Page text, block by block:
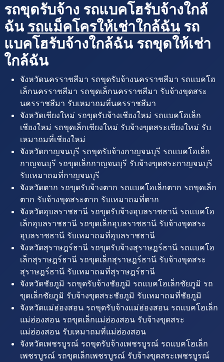
รถขุดรับจ้าง รถแบคโฮรับจ้างใกล้
ฉัน รถแม็คโครให้เช่าใกล้ฉัน รถ
แบคโฮรับจ้างใกล้ฉัน รถขุดให้เช่า
ใกล้ฉัน
จังหวัดนครราชสีมา รถขุดรับจ้างนครราชสีมา รถแบคโฮ
เล็กนครราชสีมา รถขุดเล็กนครราชสีมา รับจ้างขุดสระ
นครราชสีมา รับเหมาถมที่นครราชสีมา
จังหวัดเชียงใหม่ รถขุดรับจ้างเชียงใหม่ รถแบคโฮเล็ก
เชียงใหม่ รถขุดเล็กเชียงใหม่ รับจ้างขุดสระเชียงใหม่ รับ
เหมาถมที่เชียงใหม่
จังหวัดกาญจนบุรี รถขุดรับจ้างกาญจนบุรี รถแบคโฮเล็ก
กาญจนบุรี รถขุดเล็กกาญจนบุรี รับจ้างขุดสระกาญจนบุรี
รับเหมาถมที่กาญจนบุรี
จังหวัดตาก รถขุดรับจ้างตาก รถแบคโฮเล็กตาก รถขุดเล็ก
ตาก รับจ้างขุดสระตาก รับเหมาถมที่ตาก
จังหวัดอุบลราชธานี รถขุดรับจ้างอุบลราชธานี รถแบคโฮ
เล็กอุบลราชธานี รถขุดเล็กอุบลราชธานี รับจ้างขุดสระ
อุบลราชธานี รับเหมาถมที่อุบลราชธานี
จังหวัดสุราษฎร์ธานี รถขุดรับจ้างสุราษฎร์ธานี รถแบคโฮ
เล็กสุราษฎร์ธานี รถขุดเล็กสุราษฎร์ธานี รับจ้างขุดสระ
สุราษฎร์ธานี รับเหมาถมที่สุราษฎร์ธานี
จังหวัดชัยภูมิ รถขุดรับจ้างชัยภูมิ รถแบคโฮเล็กชัยภูมิ รถ
ขุดเล็กชัยภูมิ รับจ้างขุดสระชัยภูมิ รับเหมาถมที่ชัยภูมิ
จังหวัดแม่ฮ่องสอน รถขุดรับจ้างแม่ฮ่องสอน รถแบคโฮเล็ก
แม่ฮ่องสอน รถขุดเล็กแม่ฮ่องสอน รับจ้างขุดสระ
แม่ฮ่องสอน รับเหมาถมที่แม่ฮ่องสอน
จังหวัดเพชรบูรณ์ รถขุดรับจ้างเพชรบูรณ์ รถแบคโฮเล็ก
เพชรบูรณ์ รถขุดเล็กเพชรบูรณ์ รับจ้างขุดสระเพชรบูรณ์